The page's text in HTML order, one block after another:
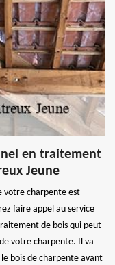
en traitement
Jeune
votre charpente est
faire appel au service
de bois qui peut
votre charpente. Il va
bois de charpente avant